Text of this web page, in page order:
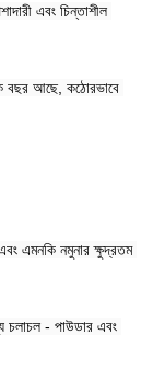
এবং চিন্তাশীল
বছর আছে, কঠোরভাবে
এমনকি নমুনার ক্ষুদ্রতম
চলাচল - পাউডার এবং